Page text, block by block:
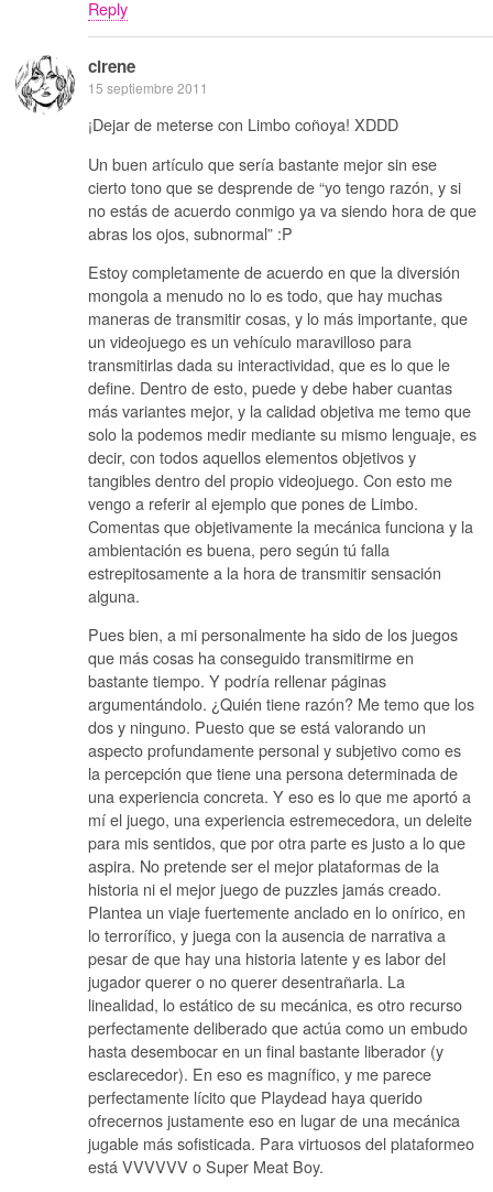
Reply
cirene
15 septiembre 2011
¡Dejar de meterse con Limbo coñoya! XDDD
Un buen artículo que sería bastante mejor sin ese
cierto tono que se desprende de “yo tengo razón, y si
no estás de acuerdo conmigo ya va siendo hora de que
abras los ojos, subnormal” :P
Estoy completamente de acuerdo en que la diversión
mongola a menudo no lo es todo, que hay muchas
maneras de transmitir cosas, y lo más importante, que
un videojuego es un vehículo maravilloso para
transmitirlas dada su interactividad, que es lo que le
define. Dentro de esto, puede y debe haber cuantas
más variantes mejor, y la calidad objetiva me temo que
solo la podemos medir mediante su mismo lenguaje, es
decir, con todos aquellos elementos objetivos y
tangibles dentro del propio videojuego. Con esto me
vengo a referir al ejemplo que pones de Limbo.
Comentas que objetivamente la mecánica funciona y la
ambientación es buena, pero según tú falla
estrepitosamente a la hora de transmitir sensación
alguna.
Pues bien, a mi personalmente ha sido de los juegos
que más cosas ha conseguido transmitirme en
bastante tiempo. Y podría rellenar páginas
argumentándolo. ¿Quién tiene razón? Me temo que los
dos y ninguno. Puesto que se está valorando un
aspecto profundamente personal y subjetivo como es
la percepción que tiene una persona determinada de
una experiencia concreta. Y eso es lo que me aportó a
mí el juego, una experiencia estremecedora, un deleite
para mis sentidos, que por otra parte es justo a lo que
aspira. No pretende ser el mejor plataformas de la
historia ni el mejor juego de puzzles jamás creado.
Plantea un viaje fuertemente anclado en lo onírico, en
lo terrorífico, y juega con la ausencia de narrativa a
pesar de que hay una historia latente y es labor del
jugador querer o no querer desentrañarla. La
linealidad, lo estático de su mecánica, es otro recurso
perfectamente deliberado que actúa como un embudo
hasta desembocar en un final bastante liberador (y
esclarecedor). En eso es magnífico, y me parece
perfectamente lícito que Playdead haya querido
ofrecernos justamente eso en lugar de una mecánica
jugable más sofisticada. Para virtuosos del plataformeo
está VVVVVV o Super Meat Boy.